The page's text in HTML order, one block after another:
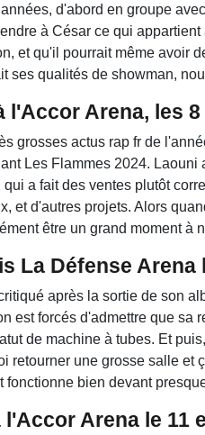
d'abord en groupe
à César ce qui
et qu'il pourrait même avoir
ses qualités de showman,
l'Accor Arena, les
grosses actus rap fr de
Les Flammes 2024.
a fait des ventes plutôt
et d'autres projets. Alors
être un grand moment à
La Défense Arena
critiqué après la sortie de son
est forcés d'admettre que sa
de machine à tubes. Et
retourner une grosse salle et
fonctionne bien devant
Arena le 11